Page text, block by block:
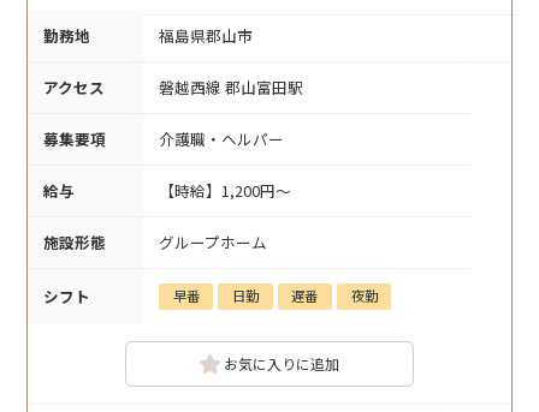
勤務地 福島県郡山市
アクセス 磐越西線 郡山富田駅
募集要項 介護職・ヘルパー
給与 【時給】1,200円～
施設形態 グループホーム
シフト 早番 日勤 遅番 夜勤
お気に入りに追加